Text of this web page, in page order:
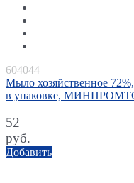
604044
Мыло хозяйственное
в упаковке,
52
руб.
Добавить